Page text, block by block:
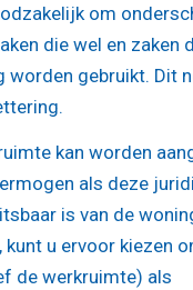
om
die wel en zaken
worden gebruikt. Dit
kan worden
als deze
is van de
kunt u ervoor kiezen
de werkruimte) als